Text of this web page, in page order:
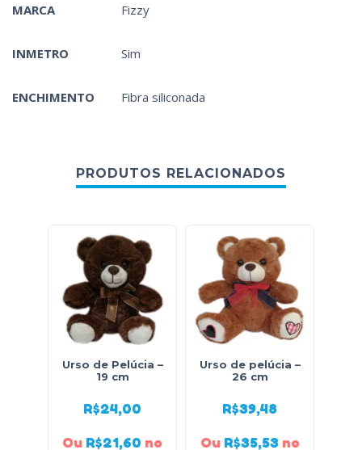
MARCA Fizzy
INMETRO Sim
ENCHIMENTO Fibra siliconada
PRODUTOS RELACIONADOS
Urso de Pelúcia –
19 cm
R$24,00
Ou R$21,60 no
Urso de pelúcia –
26 cm
R$39,48
Ou R$35,53 no